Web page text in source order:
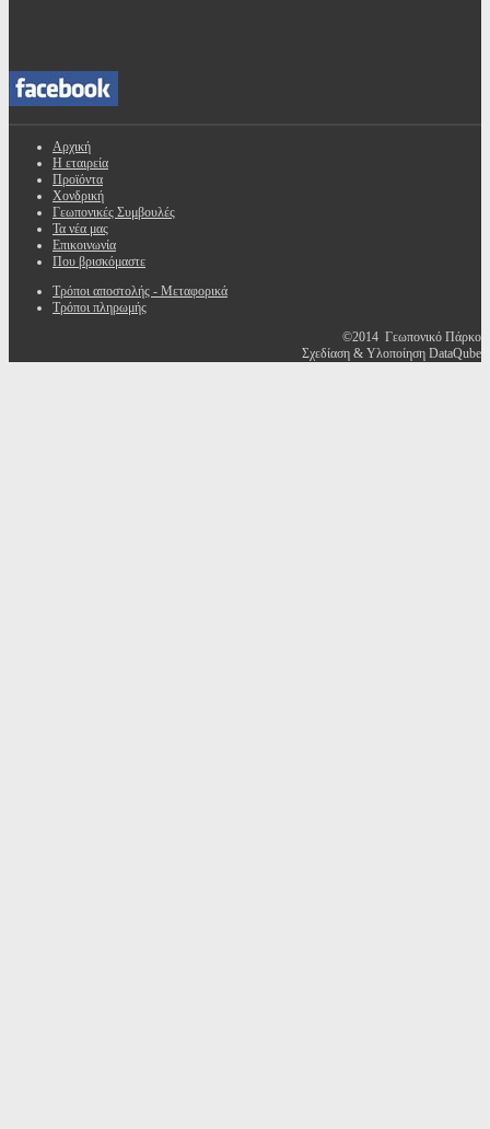
Αρχική
Η εταιρεία
Προϊόντα
Χονδρική
Γεωπονικές Συμβουλές
Τα νέα μας
Επικοινωνία
Που βρισκόμαστε
Τρόποι αποστολής - Μεταφορικά
Τρόποι πληρωμής
©2014 Γεωπονικό Πάρκο
Σχεδίαση & Υλοποίηση DataQube